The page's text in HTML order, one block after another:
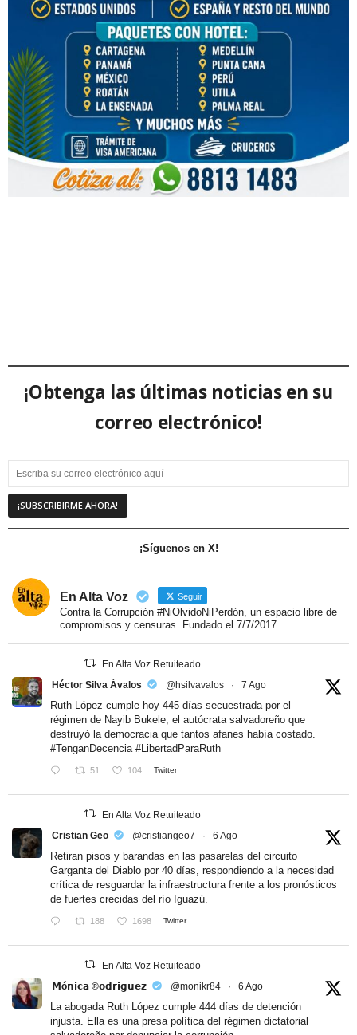
¡Obtenga las últimas noticias en su
correo electrónico!
¡Síguenos en X!
En Alta Voz Seguir
Contra la Corrupción #NiOlvidoNiPerdón, un espacio libre de
compromisos y censuras. Fundado el 7/7/2017.
En Alta Voz Retuiteado
Héctor Silva Ávalos
@hsilvavalos · 7 Ago
Ruth López cumple hoy 445 días secuestrada por el
régimen de Nayib Bukele, el autócrata salvadoreño que
destruyó la democracia que tantos afanes había costado.
#TenganDecencia #LibertadParaRuth
51 104 Twitter
En Alta Voz Retuiteado
Cristian Geo
@cristiangeo7 · 6 Ago
Retiran pisos y barandas en las pasarelas del circuito
Garganta del Diablo por 40 días, respondiendo a la necesidad
crítica de resguardar la infraestructura frente a los pronósticos
de fuertes crecidas del río Iguazú.
188 1698 Twitter
En Alta Voz Retuiteado
𝗠ó𝗻𝗶𝗰𝗮 ®𝗼𝗱𝗿𝗶𝗴𝘂𝗲𝘇
@monikr84 · 6 Ago
La abogada Ruth López cumple 444 días de detención
injusta. Ella es una presa política del régimen dictatorial